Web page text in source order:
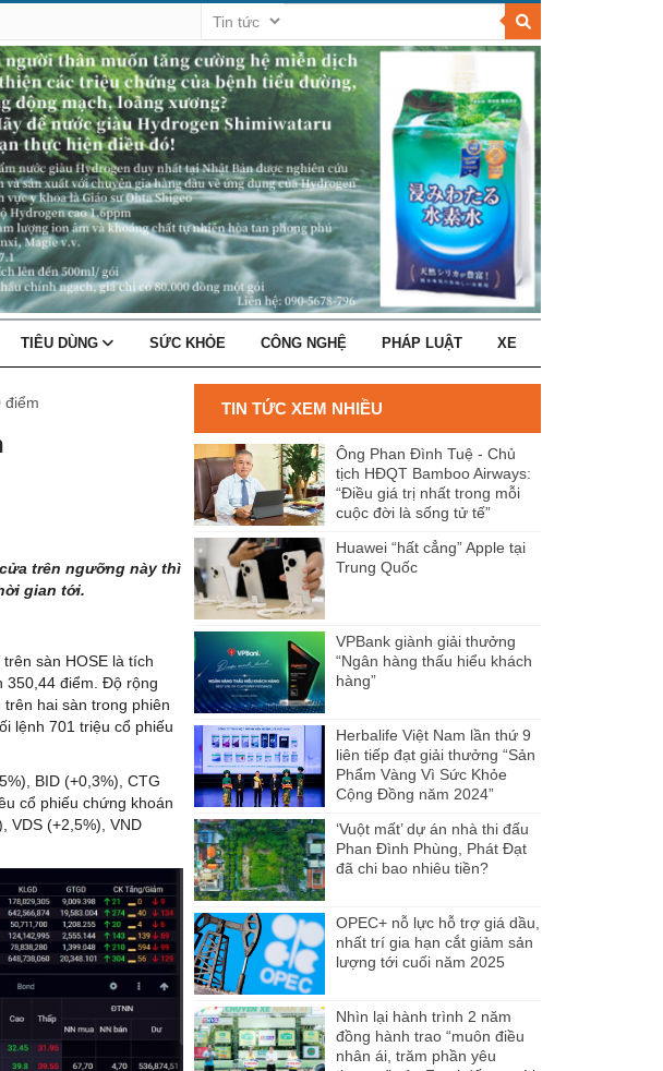
TIÊU DÙNG SỨC KHỎE CÔNG NGHỆ PHÁP LUẬT XE
điểm
trên ngưỡng này thì
gian tới.
sàn HOSE là tích
350,44 điểm. Độ rộng
hai sàn trong phiên
lệnh 701 triệu cổ phiếu
BID (+0,3%), CTG
cổ phiếu chứng khoán
VDS (+2,5%), VND
TIN TỨC XEM NHIỀU
Ông Phan Đình Tuệ - Chủ
tịch HĐQT Bamboo Airways:
“Điều giá trị nhất trong mỗi
cuộc đời là sống tử tế”
Huawei “hất cẳng” Apple tại
Trung Quốc
VPBank giành giải thưởng
“Ngân hàng thấu hiểu khách
hàng”
Herbalife Việt Nam lần thứ 9
liên tiếp đạt giải thưởng “Sản
Phẩm Vàng Vì Sức Khỏe
Cộng Đồng năm 2024”
‘Vuột mất’ dự án nhà thi đấu
Phan Đình Phùng, Phát Đạt
đã chi bao nhiêu tiền?
OPEC+ nỗ lực hỗ trợ giá dầu,
nhất trí gia hạn cắt giảm sản
lượng tới cuối năm 2025
Nhìn lại hành trình 2 năm
đồng hành trao “muôn điều
nhân ái, trăm phần yêu